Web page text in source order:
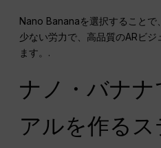
Nano Bananaを選択することで
少ない労力で、高品質のARビ
ます。.
ナノ・バナナ
アルを作る